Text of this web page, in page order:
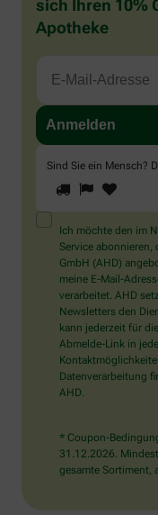
sich Ihren 10%
Apotheke
Sind Sie ein Mensch?
Sie
ein
Mensch?
Dann
wählen
Sie
bitte
den
LKW.
1 2
Ich möchte den im
Service abonnieren,
GmbH (AHD)
meine E-Mail-
verarbeitet. AHD
Newsletters den
kann jederzeit für
Abmelde-Link in
Datenverarbeitung
AHD.
* Coupon-
31.12.2026.
gesamte Sortiment,